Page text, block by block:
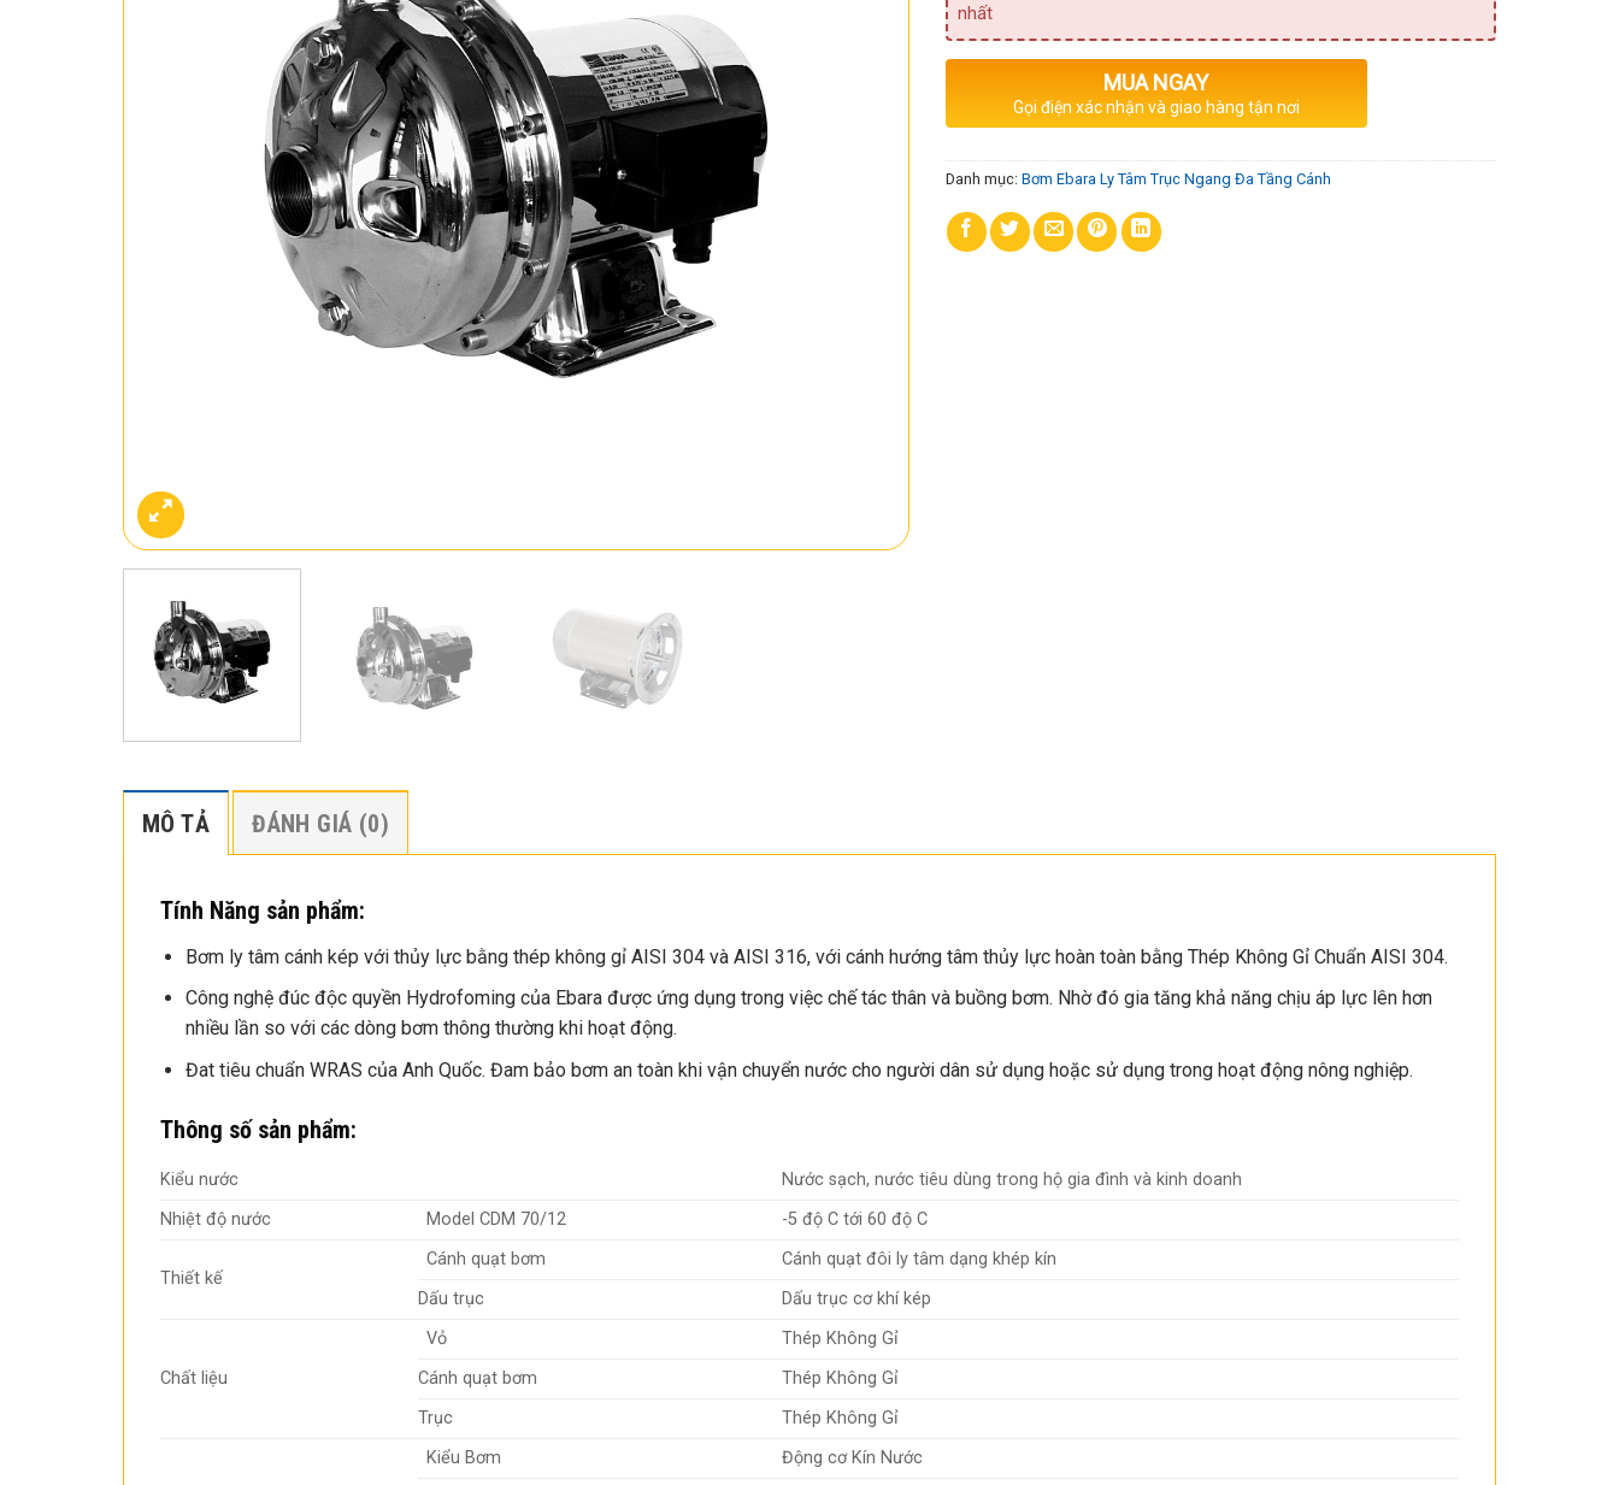
nhất
MUA NGAY
Gọi điện xác nhận và giao hàng tận nơi
Danh mục: Bơm Ebara Ly Tâm Trục Ngang Đa Tầng Cánh
MÔ TẢ ĐÁNH GIÁ (0)
Tính Năng sản phẩm:
Bơm ly tâm cánh kép với thủy lực bằng thép không gỉ AISI 304 và AISI 316, với cánh hướng tâm thủy lực hoàn toàn bằng Thép Không Gỉ Chuẩn AISI 304.
Công nghệ đúc độc quyền Hydrofoming của Ebara được ứng dụng trong việc chế tác thân và buồng bơm. Nhờ đó gia tăng khả năng chịu áp lực lên hơn
nhiều lần so với các dòng bơm thông thường khi hoạt động.
Đat tiêu chuẩn WRAS của Anh Quốc. Đam bảo bơm an toàn khi vận chuyển nước cho người dân sử dụng hoặc sử dụng trong hoạt động nông nghiệp.
Thông số sản phẩm:
Kiểu nước
Nước sạch, nước tiêu dùng trong hộ gia đình và kinh doanh
Nhiệt độ nước
Model CDM 70/12 -5 độ C tới 60 độ C
Thiết kế
Cánh quạt bơm
Cánh quạt đôi ly tâm dạng khép kín
Dấu trục
Dấu trục cơ khí kép
Chất liệu
Vỏ
Thép Không Gỉ
Cánh quạt bơm
Thép Không Gỉ
Trục
Thép Không Gỉ
Kiểu Bơm
Động cơ Kín Nước